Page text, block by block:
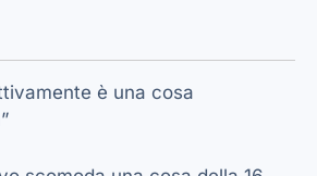
è una cosa